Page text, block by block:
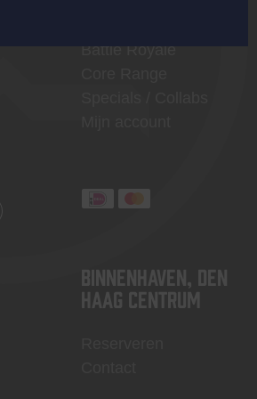
Battle Royale
Binnenhaven, Den
Haag centrum